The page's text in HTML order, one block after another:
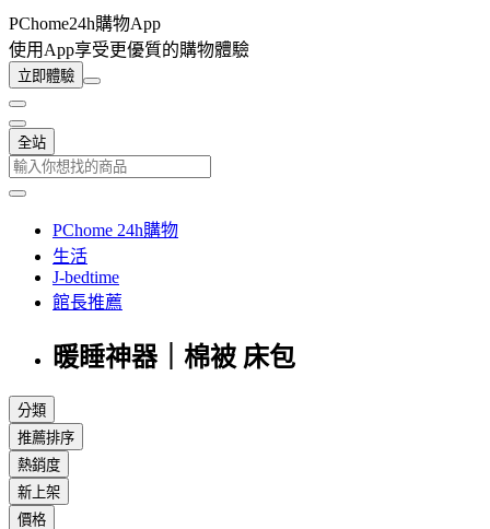
PChome24h購物App
使用App享受更優質的購物體驗
立即體驗
全站
PChome 24h購物
生活
J-bedtime
館長推薦
暖睡神器｜棉被 床包
分類
推薦排序
熱銷度
新上架
價格